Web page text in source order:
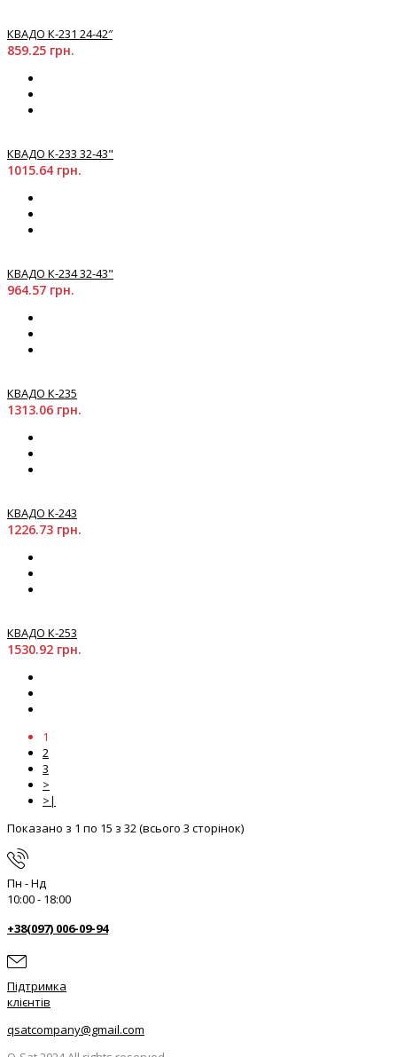
КВАДО К-231 24-42″
859.25 грн.
КВАДО К-233 32-43"
1015.64 грн.
КВАДО К-234 32-43"
964.57 грн.
КВАДО К-235
1313.06 грн.
КВАДО К-243
1226.73 грн.
КВАДО К-253
1530.92 грн.
1
2
3
>
>|
Показано з 1 по 15 з 32 (всього 3 сторінок)
Пн - Нд
10:00 - 18:00
+38(097) 006-09-94
Підтримка
клієнтів
qsatcompany@gmail.com